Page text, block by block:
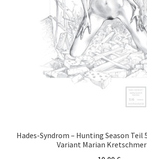
Hades-Syndrom – Hunting Season Teil
Variant Marian